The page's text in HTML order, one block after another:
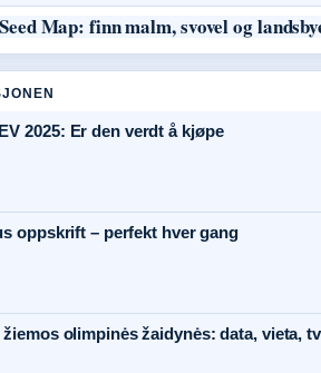
Map: finn malm, svovel og
2025: Er den verdt å kjøpe
oppskrift – perfekt hver gang
žiemos olimpinės žaidynės: data, vieta,